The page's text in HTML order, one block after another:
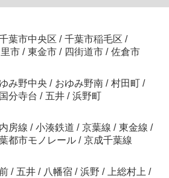
葉市中央区 / 千葉市稲毛区 /
市 / 東金市 / 四街道市 / 佐倉市
み野中央 / おゆみ野南 / 村田町 /
分寺台 / 五井 / 浜野町
内房線 / 小湊鉄道 / 京葉線 / 東金線 /
都市モノレール / 京成千葉線
/ 五井 / 八幡宿 / 浜野 / 上総村上 /